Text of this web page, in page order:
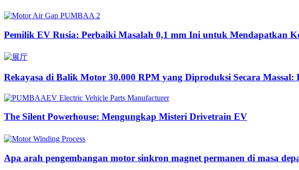
Pemilik EV Rusia: Perbaiki Masalah 0,1 mm Ini untuk Mendapatkan
Rekayasa di Balik Motor 30.000 RPM yang Diproduksi Secara
The Silent Powerhouse: Mengungkap Misteri Drivetrain EV
Apa arah pengembangan motor sinkron magnet permanen di masa